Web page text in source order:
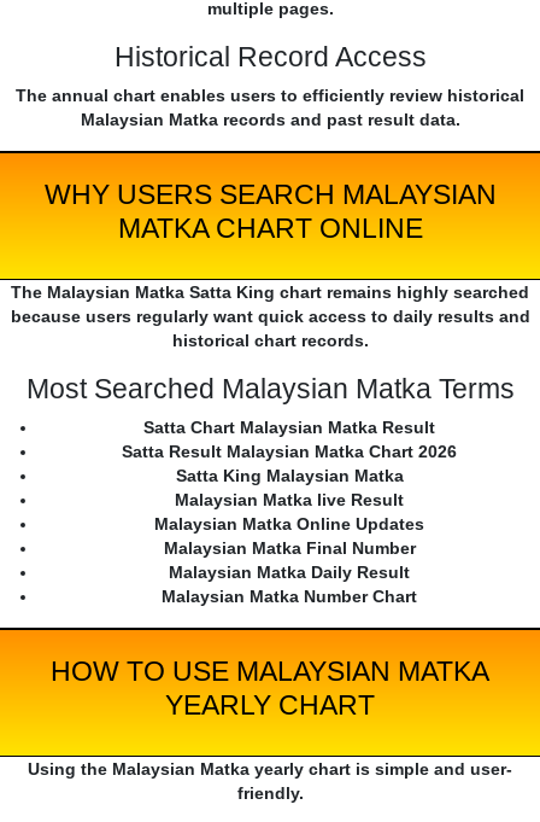
multiple pages.
Historical Record Access
The annual chart enables users to efficiently review historical
Malaysian Matka records and past result data.
WHY USERS SEARCH MALAYSIAN
MATKA CHART ONLINE
The Malaysian Matka Satta King chart remains highly searched
because users regularly want quick access to daily results and
historical chart records.
Most Searched Malaysian Matka Terms
Satta Chart Malaysian Matka Result
Satta Result Malaysian Matka Chart 2026
Satta King Malaysian Matka
Malaysian Matka live Result
Malaysian Matka Online Updates
Malaysian Matka Final Number
Malaysian Matka Daily Result
Malaysian Matka Number Chart
HOW TO USE MALAYSIAN MATKA
YEARLY CHART
Using the Malaysian Matka yearly chart is simple and user-
friendly.